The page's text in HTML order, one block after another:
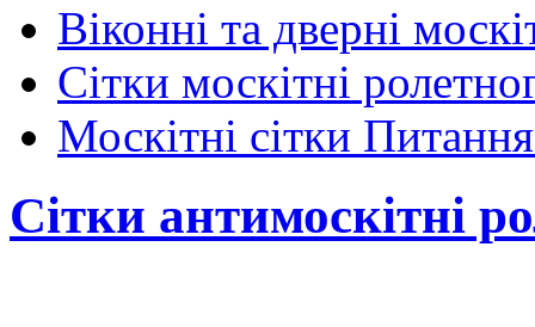
Віконні та дверні
Сітки москітні
Москітні сітки
Сітки антимоскітні